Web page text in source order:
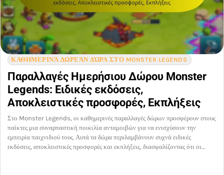
ΚΑΘΗΜΕΡΙΝΆ ΔΩΡΕΆΝ ΔΏΡΑ ΣΤΟ MONSTER LEGENDS
Παραλλαγές Ημερήσιου Δώρου Monster
Legends: Ειδικές εκδόσεις,
Αποκλειστικές προσφορές, Εκπλήξεις
Στο Monster Legends, οι καθημερινές παραλλαγές δώρων προσφέρουν στους
παίκτες μια συναρπαστική ποικιλία ανταμοιβών για να ενισχύσουν την
εμπειρία παιχνιδιού τους. Αυτά τα δώρα περιλαμβάνουν συχνά ειδικές
εκδόσεις, αποκλειστικές προσφορές και εκπλήξεις, διασφαλίζοντας ότι οι…